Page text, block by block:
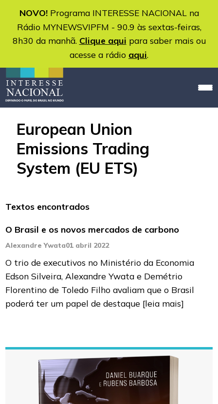
NOVO!Programa INTERESSE NACIONAL na
Rádio MYNEWSVIPFM - 90.9 às sextas-feiras,
8h30 da manhã. Clique aqui para saber mais ou
acesse a rádio aqui.
European Union
Emissions Trading
System (EU ETS)
Textos encontrados
O Brasil e os novos mercados de carbono
Alexandre Ywata01 abril 2022
O trio de executivos no Ministério da Economia
Edson Silveira, Alexandre Ywata e Demétrio
Florentino de Toledo Filho avaliam que o Brasil
poderá ter um papel de destaque [leia mais]